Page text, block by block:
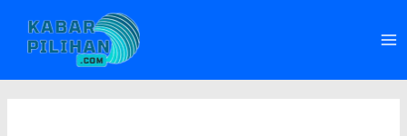
konten